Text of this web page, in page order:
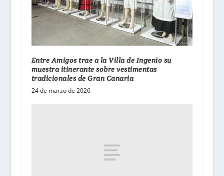
Entre Amigos trae a la Villa de Ingenio su
muestra itinerante sobre vestimentas
tradicionales de Gran Canaria
24 de marzo de 2026